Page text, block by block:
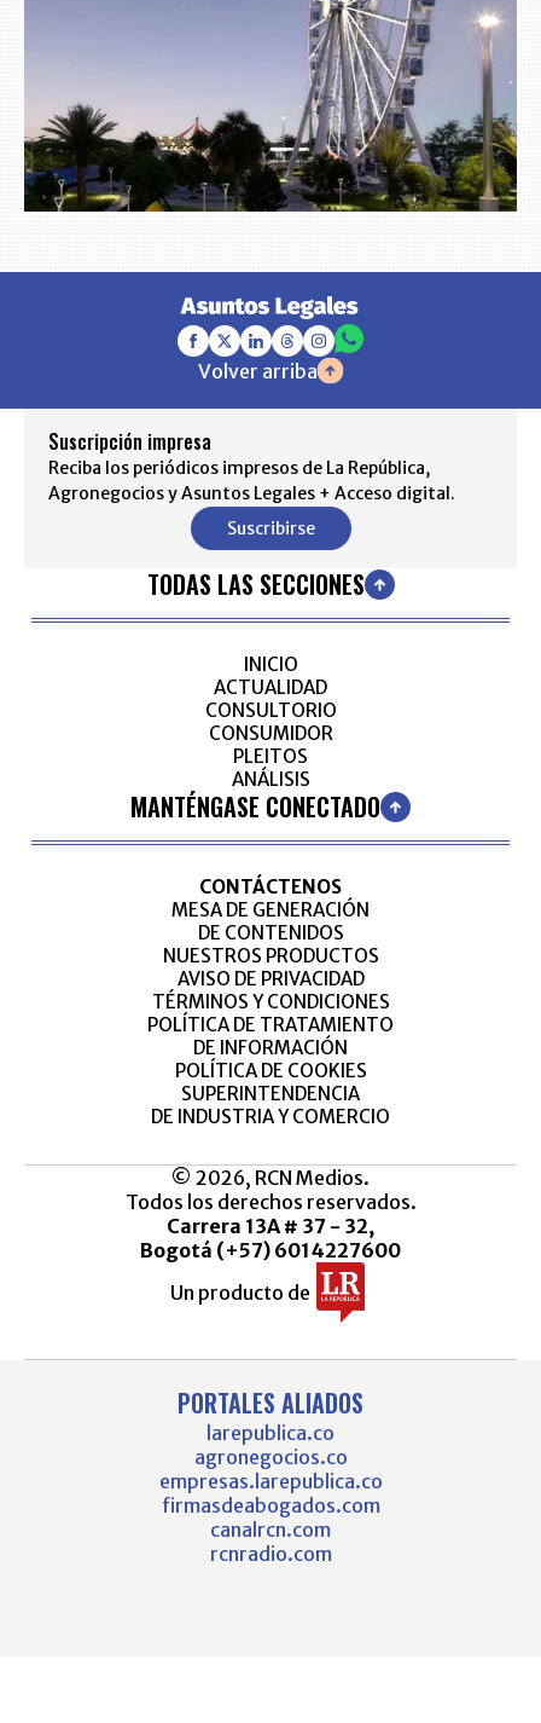
Volver arriba
Suscripción impresa
Reciba los periódicos impresos de La República,
Agronegocios y Asuntos Legales + Acceso digital.
Suscribirse
TODAS LAS SECCIONES
INICIO
ACTUALIDAD
CONSULTORIO
CONSUMIDOR
PLEITOS
ANÁLISIS
MANTÉNGASE CONECTADO
CONTÁCTENOS
MESA DE GENERACIÓN
DE CONTENIDOS
NUESTROS PRODUCTOS
AVISO DE PRIVACIDAD
TÉRMINOS Y CONDICIONES
POLÍTICA DE TRATAMIENTO
DE INFORMACIÓN
POLÍTICA DE COOKIES
SUPERINTENDENCIA
DE INDUSTRIA Y COMERCIO
© 2026, RCN Medios.
Todos los derechos reservados.
Carrera 13A # 37 - 32,
Bogotá (+57) 6014227600
Un producto de
PORTALES ALIADOS
larepublica.co
agronegocios.co
empresas.larepublica.co
firmasdeabogados.com
canalrcn.com
rcnradio.com